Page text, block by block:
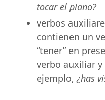
tocar el piano?
verbos
contienen un
“tener” en
verbo auxiliar
ejemplo,¿has